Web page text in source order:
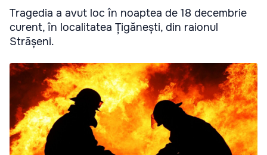
Tragedia a avut loc în noaptea de 18 decembrie
curent, în localitatea Țigănești, din raionul
Strășeni.